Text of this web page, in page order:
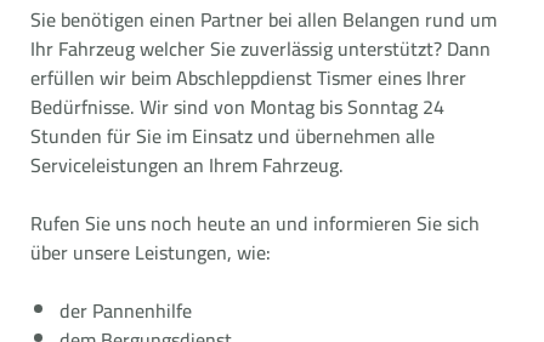
Sie benötigen einen Partner bei allen Belangen rund um
Ihr Fahrzeug welcher Sie zuverlässig unterstützt? Dann
erfüllen wir beim Abschleppdienst Tismer eines Ihrer
Bedürfnisse. Wir sind von Montag bis Sonntag 24
Stunden für Sie im Einsatz und übernehmen alle
Serviceleistungen an Ihrem Fahrzeug.
Rufen Sie uns noch heute an und informieren Sie sich
über unsere Leistungen, wie:
der Pannenhilfe